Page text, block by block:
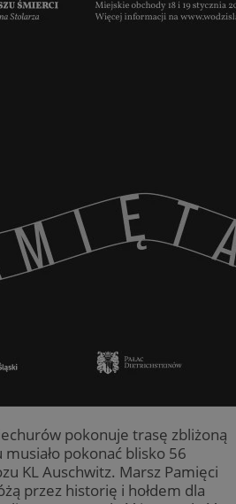
pokonuje trasę zbliżoną
pokonać blisko 56
KL Auschwitz. Marsz Pamięci
przez historię i hołdem dla